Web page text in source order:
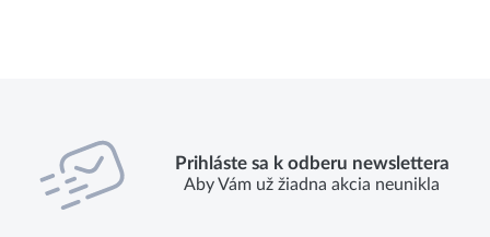
Prihláste sa k odberu newslettera
Aby Vám už žiadna akcia neunikla